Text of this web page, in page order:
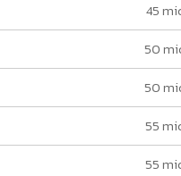
45
50
50
55
55